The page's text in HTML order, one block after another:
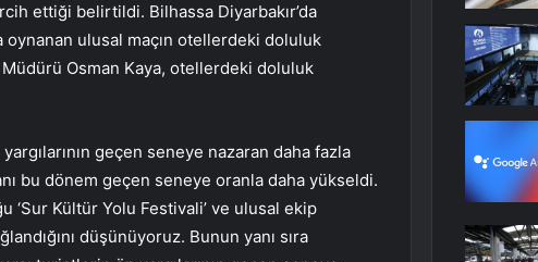
ettiği belirtildi. Bilhassa Diyarbakır’da
ulusal maçın otellerdeki doluluk
Müdürü Osman Kaya, otellerdeki doluluk
geçen seneye nazaran daha fazla
bu dönem geçen seneye oranla daha yükseldi.
‘Sur Kültür Yolu Festivali’ ve ulusal ekip
düşünüyoruz. Bunun yanı sıra